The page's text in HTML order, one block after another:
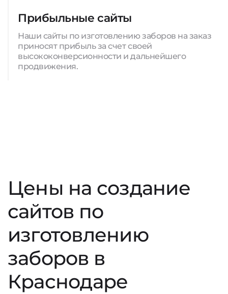
Прибыльные сайты
Наши сайты по изготовлению заборов на заказ
приносят прибыль за счет своей
высококонверсионности и дальнейшего
продвижения.
Цены на создание
сайтов по
изготовлению
заборов в
Краснодаре